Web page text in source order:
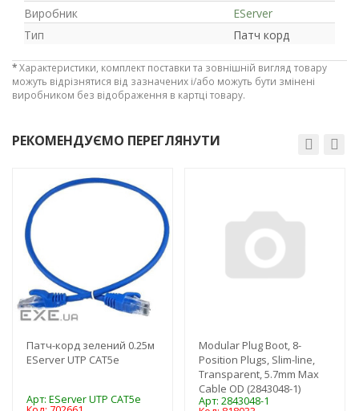
Рейтинг EXE.ua:
19
21
63
Виробник
EServer
Тип
Патч корд
*Характеристики, комплект поставки та зовнішній вигляд товару
можуть відрізнятися від зазначених і/або можуть бути змінені
виробником без відображення в картці товару.
РЕКОМЕНДУЄМО ПЕРЕГЛЯНУТИ
-3%
Патч-корд зелений 0.25м
EServer UTP CAT5e
Арт: EServer UTP CAT5e
Modular Plug Boot, 8-
Position Plugs, Slim-line,
Transparent, 5.7mm Max
Cable OD (2843048-1)
Арт: 2843048-1